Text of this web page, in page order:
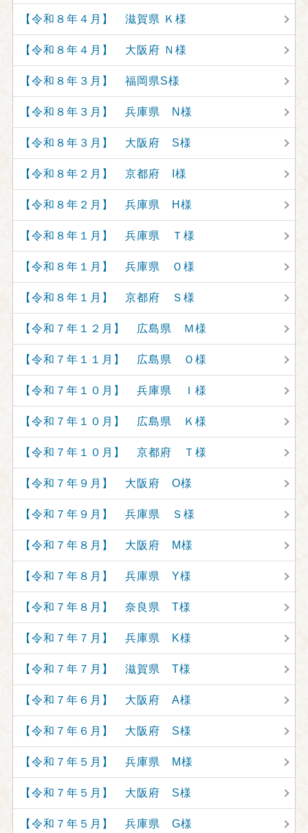
【令和８年４月】 滋賀県 Ｋ様
【令和８年４月】 大阪府 Ｎ様
【令和８年３月】 福岡県S様
【令和８年３月】 兵庫県 N様
【令和８年３月】 大阪府 S様
【令和８年２月】 京都府 I様
【令和８年２月】 兵庫県 H様
【令和８年１月】 兵庫県 Ｔ様
【令和８年１月】 兵庫県 Ｏ様
【令和８年１月】 京都府 Ｓ様
【令和７年１２月】 広島県 Ｍ様
【令和７年１１月】 広島県 Ｏ様
【令和７年１０月】 兵庫県 Ｉ様
【令和７年１０月】 広島県 Ｋ様
【令和７年１０月】 京都府 Ｔ様
【令和７年９月】 大阪府 O様
【令和７年９月】 兵庫県 Ｓ様
【令和７年８月】 大阪府 M様
【令和７年８月】 兵庫県 Y様
【令和７年８月】 奈良県 T様
【令和７年７月】 兵庫県 K様
【令和７年７月】 滋賀県 T様
【令和７年６月】 大阪府 A様
【令和７年６月】 大阪府 S様
【令和７年５月】 兵庫県 M様
【令和７年５月】 大阪府 S様
【令和７年５月】 兵庫県 G様